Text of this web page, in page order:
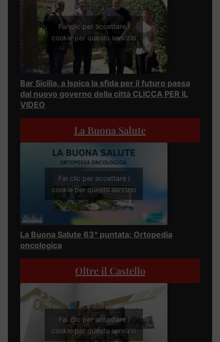
Fai clic per accettare i
cookie per questo servizio
Bar Sicilia, a Ispica la sfida per il futuro passa
dal nuovo governo della città CLICCA PER IL
VIDEO
La Buona Salute
Fai clic per accettare i
cookie per questo servizio
La Buona Salute 63° puntata: Ortopedia
oncologica
Oltre il Castello
Fai clic per accettare i
cookie per questo servizio